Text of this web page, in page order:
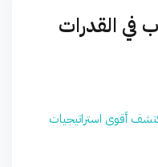
في القدرات
أقوى استراتيجيات